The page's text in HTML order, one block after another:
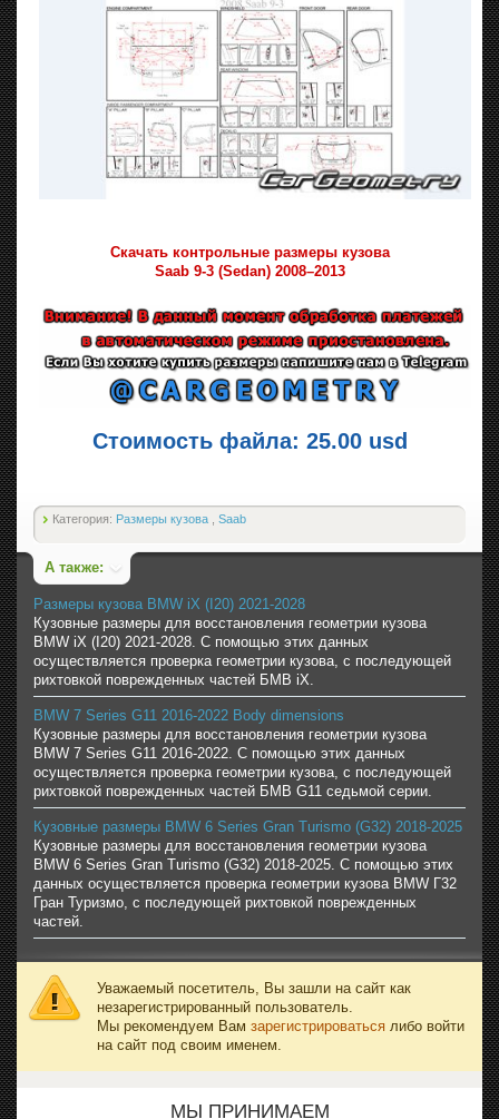
Скачать контрольные размеры кузова
Saab 9-3 (Sedan) 2008–2013
Стоимость файла: 25.00 usd
Категория: Размеры кузова Saab
А также:
Размеры кузова BMW iX (I20) 2021-2028
Кузовные размеры для восстановления геометрии кузова
BMW iX (I20) 2021-2028. С помощью этих данных
осуществляется проверка геометрии кузова, с последующей
рихтовкой поврежденных частей БМВ iX.
BMW 7 Series G11 2016-2022 Body dimensions
Кузовные размеры для восстановления геометрии кузова
BMW 7 Series G11 2016-2022. С помощью этих данных
осуществляется проверка геометрии кузова, с последующей
рихтовкой поврежденных частей БМВ G11 седьмой серии.
Кузовные размеры BMW 6 Series Gran Turismo (G32) 2018-2025
Кузовные размеры для восстановления геометрии кузова
BMW 6 Series Gran Turismo (G32) 2018-2025. С помощью этих
данных осуществляется проверка геометрии кузова BMW Г32
Гран Туризмо, с последующей рихтовкой поврежденных
частей.
Уважаемый посетитель, Вы зашли на сайт как
незарегистрированный пользователь.
Мы рекомендуем Вам зарегистрироваться либо войти
на сайт под своим именем.
МЫ ПРИНИМАЕМ